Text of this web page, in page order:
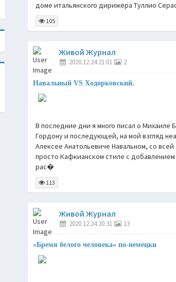
доме итальянского дирижёра Туллио
105
Живой Журнал
2020.12.24 21:01 2
Навальный VS Ходорковский.
В последние дни я много писал о
Гордону и последующей, на мой взгляд
Алексее Анатольевиче Навальном, со
просто Кафкианском стиле с
рас�
113
Живой Журнал
2020.12.24 20:31 13
«Бремя белого человека» по-немецки